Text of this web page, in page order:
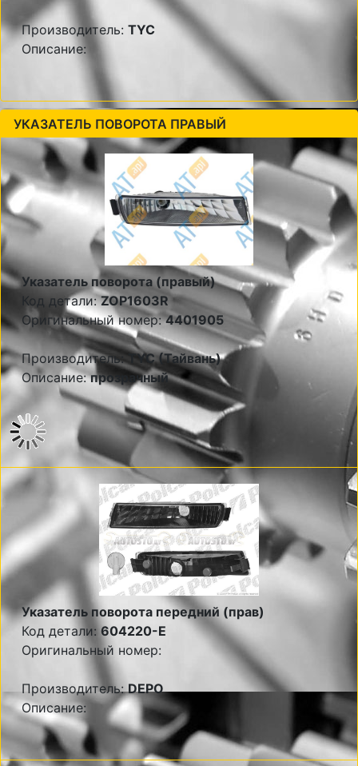
Производитель: TYC
Описание:
УКАЗАТЕЛЬ ПОВОРОТА ПРАВЫЙ
Указатель поворота (правый)
Код детали:ZOP1603R
Оригинальный номер:4401905
Производитель: TYC (Тайвань)
Описание:прозрачный
Указатель поворота передний (прав)
Код детали: 604220-E
Оригинальный номер:
Производитель:DEPO
Описание: